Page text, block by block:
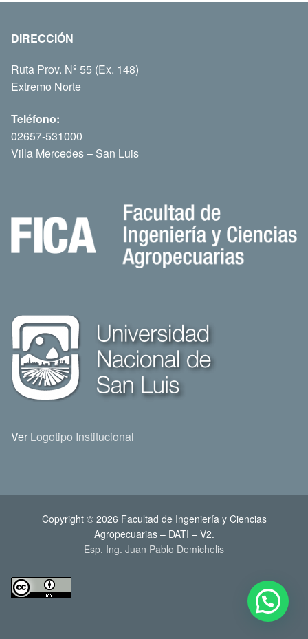
DIRECCIÓN
Ruta Prov. Nº 55 (Ex. 148)
Extremo Norte
Teléfono:
02657-531000
Villa Mercedes – San Luis
Ver Logotipo Institucional
Copyright © 2026 Facultad de Ingeniería y Ciencias
Agropecuarias – DATI – V2.
Esp. Ing. Juan Pablo Demichelis